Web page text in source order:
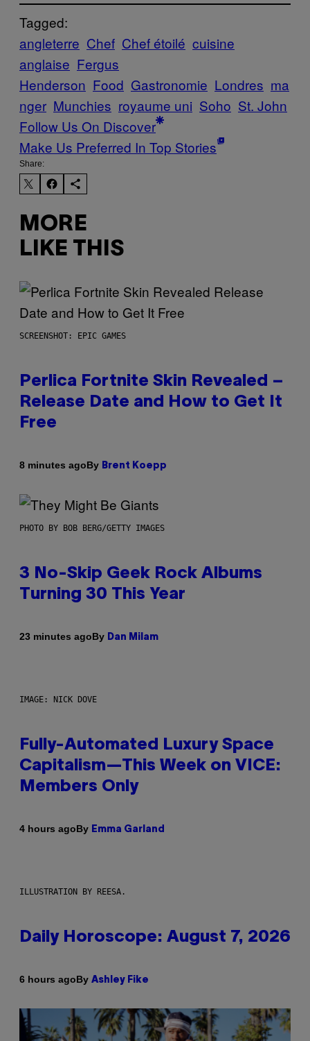
Tagged:
angleterre Chef Chef étoilé cuisine
anglaise Fergus
Henderson Food Gastronomie Londres ma
nger Munchies royaume uni Soho St. John
Follow Us On Discover
Make Us Preferred In Top Stories
Share:
MORE
LIKE THIS
SCREENSHOT: EPIC GAMES
Perlica Fortnite Skin Revealed –
Release Date and How to Get It
Free
8 minutes agoBy Brent Koepp
PHOTO BY BOB BERG/GETTY IMAGES
3 No-Skip Geek Rock Albums
Turning 30 This Year
23 minutes agoBy Dan Milam
IMAGE: NICK DOVE
Fully-Automated Luxury Space
Capitalism—This Week on VICE:
Members Only
4 hours agoBy Emma Garland
ILLUSTRATION BY REESA.
Daily Horoscope: August 7, 2026
6 hours agoBy Ashley Fike